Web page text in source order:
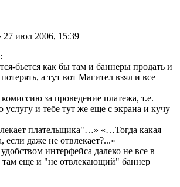
27 июл 2006, 15:39
бьется как бы там и баннеры продать и
а тут вот Магител взял и все
за проведение платежа, т.е.
и тебе тут же еще с экрана и кучу
плательщика"…» «…Тогда какая
если даже не отвлекает?...»
интерфейса далеко не все в
еще и "не отвлекающий" баннер